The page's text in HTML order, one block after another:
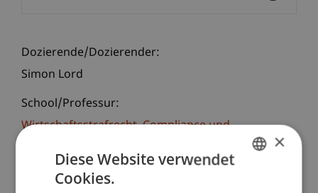
Dozierende/Dozierender:
Simon Lord
School/Professur:
Wirtschaftsstrafrecht, Compliance und
Mit Simon Lord konnten wir einen ausgewiesenen
×
Diese Website verwendet
Cookies.